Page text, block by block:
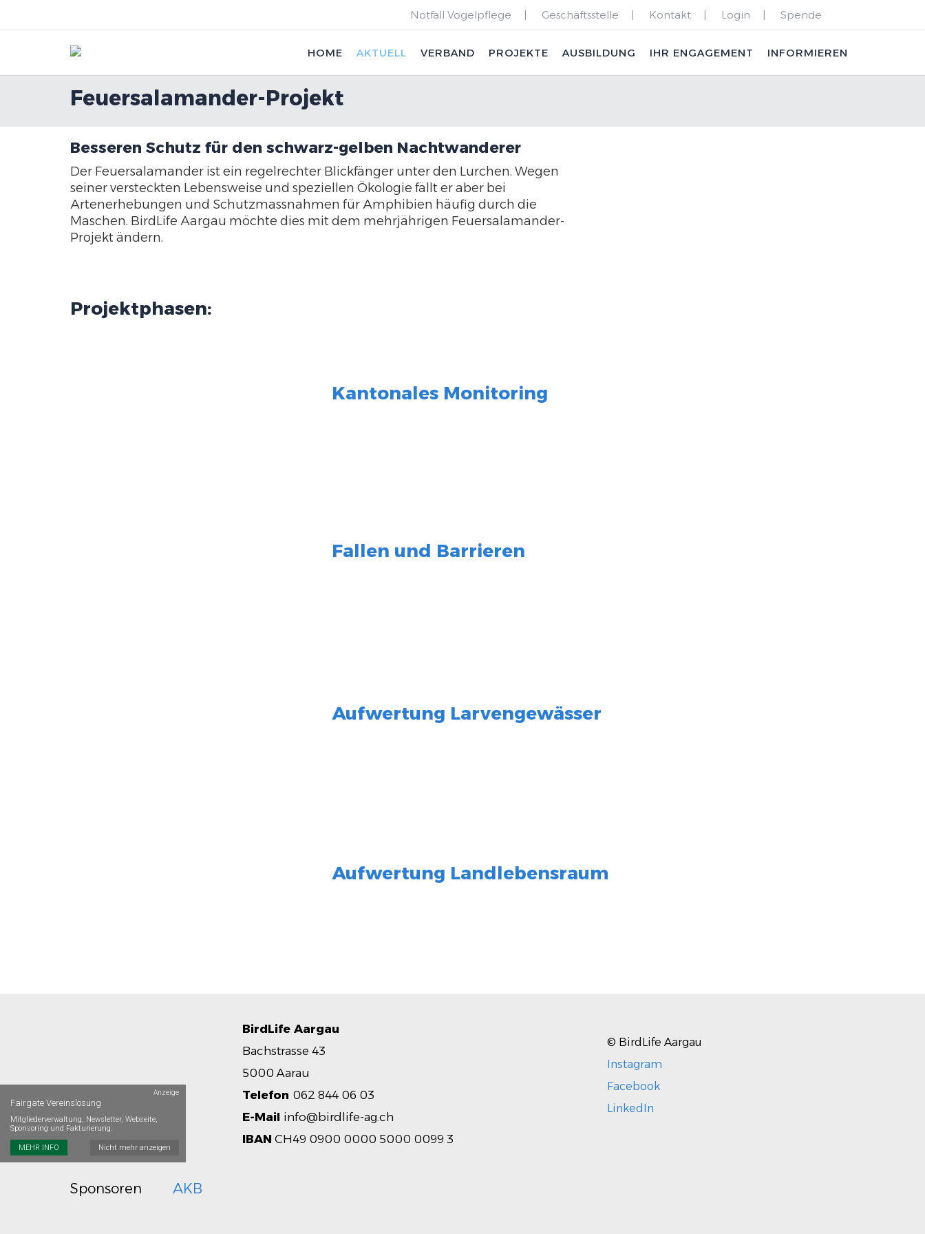
Notfall Vogelpflege Geschäftsstelle Kontakt Login Spende
HOME AKTUELL VERBAND PROJEKTE AUSBILDUNG IHR ENGAGEMENT INFORMIEREN
Feuersalamander-Projekt
Besseren Schutz für den schwarz-gelben Nachtwanderer
Der Feuersalamander ist ein regelrechter Blickfänger unter den Lurchen. Wegen
seiner versteckten Lebensweise und speziellen Ökologie fällt er aber bei
Artenerhebungen und Schutzmassnahmen für Amphibien häufig durch die
Maschen. BirdLife Aargau möchte dies mit dem mehrjährigen Feuersalamander-
Projekt ändern.
Projektphasen:
Kantonales Monitoring
Fallen und Barrieren
Aufwertung Larvengewässer
Aufwertung Landlebensraum
BirdLife Aargau
Bachstrasse 43
5000 Aarau
Telefon 062 844 06 03
E-Mail info@birdlife-ag.ch
IBAN CH49 0900 0000 5000 0099 3
Sponsoren AKB
© BirdLife Aargau
Instagram
Facebook
LinkedIn
Anzeige
Fairgate Vereinslösung
Mitgliederverwaltung, Newsletter, Webseite,
Sponsoring und Fakturierung.
MEHR INFO Nicht mehr anzeigen